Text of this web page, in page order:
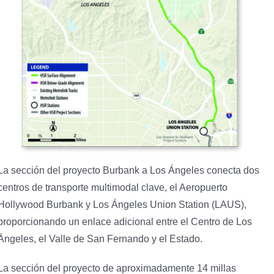
sección del proyecto Burbank a Los Ángeles conecta dos
de transporte multimodal clave, el Aeropuerto
Burbank y Los Ángeles Union Station (LAUS),
un enlace adicional entre el Centro de Los
el Valle de San Fernando y el Estado.
sección del proyecto de aproximadamente 14 millas